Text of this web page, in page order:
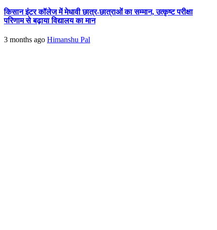
किसान इंटर कॉलेज में मेधावी छात्र-छात्राओं का सम्मान, उत्कृष्ट परीक्षा
परिणाम से बढ़ाया विद्यालय का मान
3 months ago Himanshu Pal